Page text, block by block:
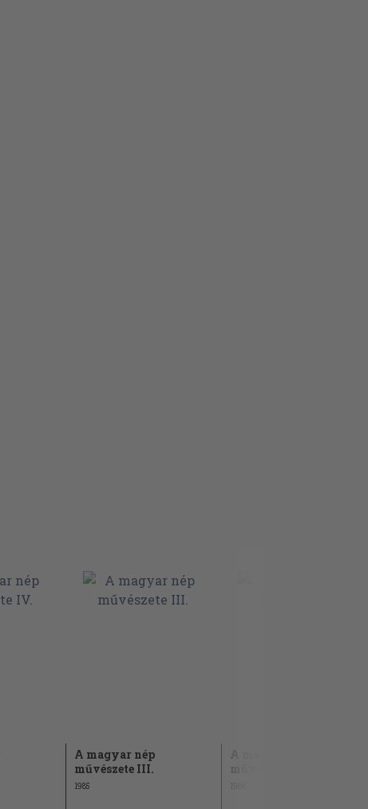
A magyar nép
művészete III.
1985
A magyar nép
művészete I.